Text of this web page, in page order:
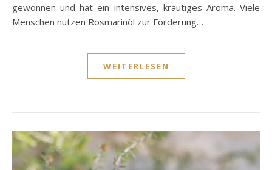
gewonnen und hat ein intensives, krautiges Aroma. Viele
Menschen nutzen Rosmarinöl zur Förderung…
WEITERLESEN